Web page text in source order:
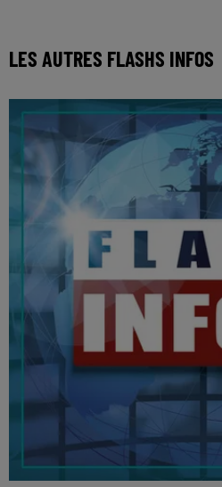
LES AUTRES FLASHS INFOS